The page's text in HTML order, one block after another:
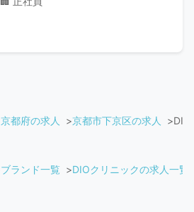
京都府の求人 京都市下京区の求人 DIO
ブランド一覧 DIOクリニックの求人一覧